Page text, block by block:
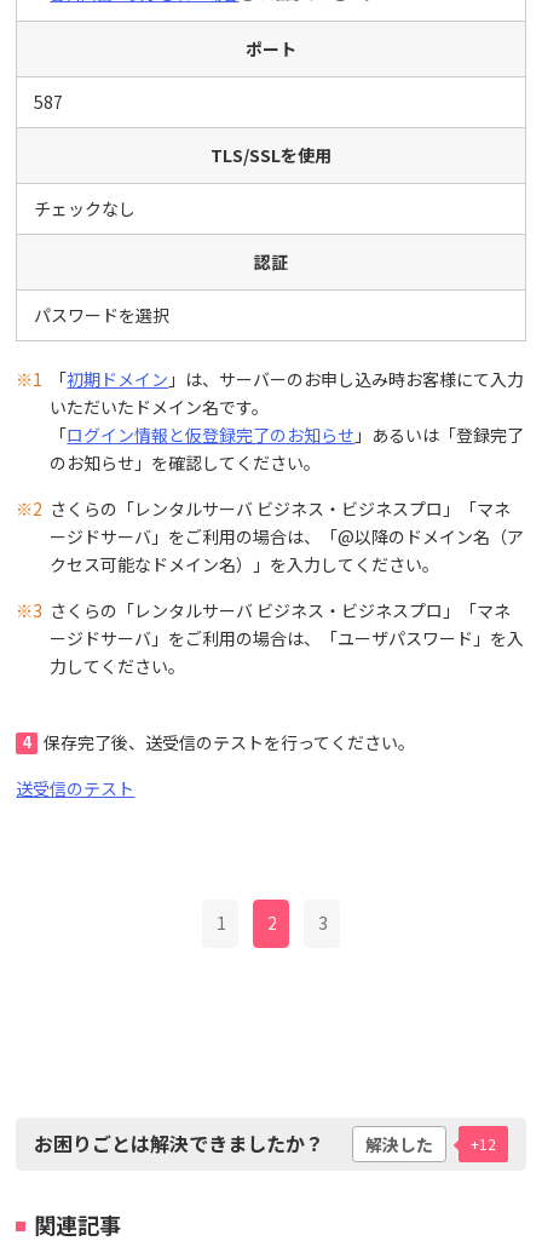
ポート
587
TLS/SSLを使用
チェックなし
認証
パスワードを選択
※1 「初期ドメイン 」は、サーバーのお申し込み時お客様にて入力
いただいたドメイン名です。
「ログイン情報と仮登録完了のお知らせ 」あるいは「登録完了
のお知らせ」を確認してください。
※2 さくらの「レンタルサーバ ビジネス・ビジネスプロ」「マネ
ージドサーバ」をご利用の場合は、「@以降のドメイン名（ア
クセス可能なドメイン名）」を入力してください。
※3 さくらの「レンタルサーバ ビジネス・ビジネスプロ」「マネ
ージドサーバ」をご利用の場合は、「ユーザパスワード」を入
力してください。
4 保存完了後、送受信のテストを行ってください。
送受信のテスト
1 2 3
お困りごとは解決できましたか？ 解決した +12
関連記事